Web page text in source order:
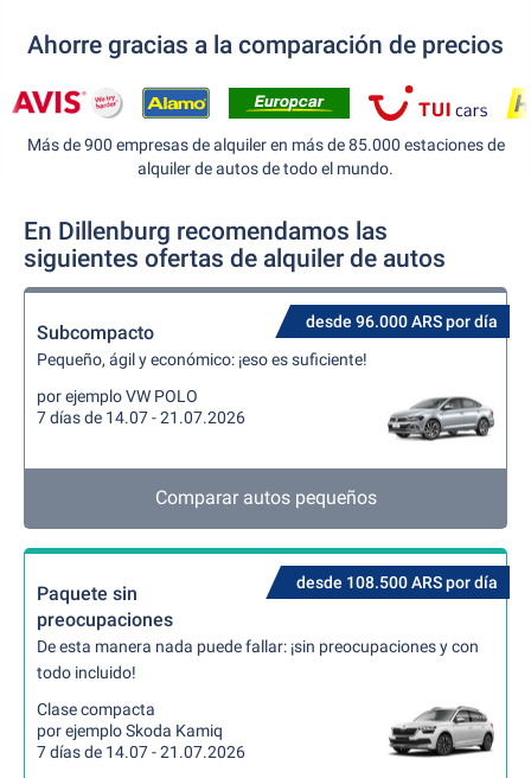
Ahorre gracias a la comparación de precios
Más de 900 empresas de alquiler en más de 85.000 estaciones de
alquiler de autos de todo el mundo.
En Dillenburg recomendamos las
siguientes ofertas de alquiler de autos
desde 96.000 ARS por día
Subcompacto
Pequeño, ágil y económico: ¡eso es suficiente!
por ejemplo VW POLO
7 días de 14.07 - 21.07.2026
Comparar autos pequeños
desde 108.500 ARS por día
Paquete sin
preocupaciones
De esta manera nada puede fallar: ¡sin preocupaciones y con
todo incluido!
Clase compacta
por ejemplo Skoda Kamiq
7 días de 14.07 - 21.07.2026